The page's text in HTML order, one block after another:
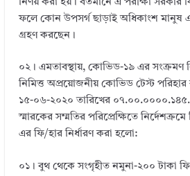
নির্ণয় করা হয়। বর্তমানে এ পরীক্ষা সরকার
ফলে কোন উপসর্গ ছাড়াই অধিকাংশ মানুষ
গ্রহণ করছেন।
০২। এমতাবস্থায়, কোভিড-১৯ এর সংক্রমণ
নিমিত্ত অপ্রয়োজনীয় কোভিড টেস্ট পরিহার
১৫-০৬-২০২০ তারিখের
স্মারকের সম্মতির পরিপ্রেক্ষিতে
এর ফি/হার নির্ধারণ করা হলো:
০১। বুথ থেকে সংগৃহীত নমুনা-২০০ টাকা